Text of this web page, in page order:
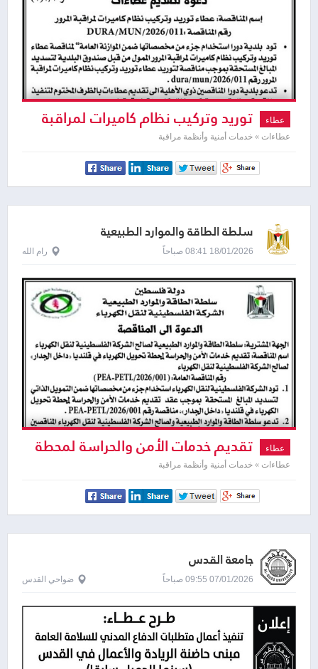
عطاء توريد وتركيب نظام كاميرات لمراقبة
المرور
عطاءات » خدمات أمنية وأنظمة مراقبة
سلطة الطاقة والموارد الطبيعية
18/01/2026 08:41 صباحاً رام الله
عطاء تقديم خدمات الأمن والحراسة لمحطة
تحويل الكهرباء في قلنديا
عطاءات » خدمات أمنية وأنظمة مراقبة
جامعة القدس
07/01/2026 09:55 صباحاً ضواحي القدس